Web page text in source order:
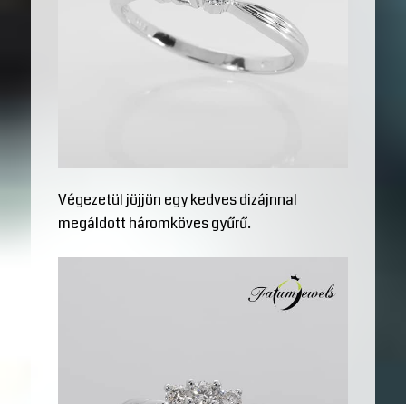
Végezetül jöjjön egy kedves dizájnnal
megáldott háromköves gyűrű.